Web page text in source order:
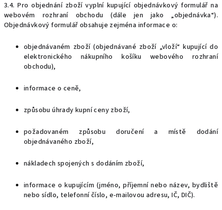
3.4. Pro objednání zboží vyplní kupující objednávkový formulář na
webovém rozhraní obchodu (dále jen jako „objednávka“).
Objednávkový formulář obsahuje zejména informace o:
objednávaném zboží (objednávané zboží „vloží“ kupující do
elektronického nákupního košíku webového rozhraní
obchodu),
informace o ceně,
způsobu úhrady kupní ceny zboží,
požadovaném způsobu doručení a místě dodání
objednávaného zboží,
nákladech spojených s dodáním zboží,
informace o kupujícím (jméno, příjemní nebo název, bydliště
nebo sídlo, telefonní číslo, e-mailovou adresu, IČ, DIČ).